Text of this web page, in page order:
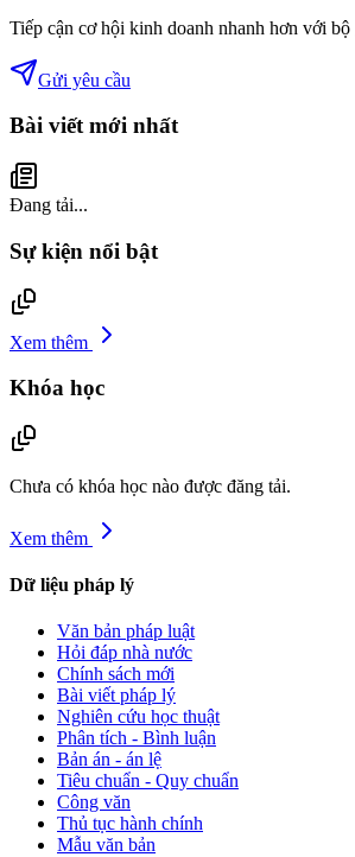
Tiếp cận cơ hội kinh doanh nhanh hơn với
Gửi yêu cầu
Bài viết mới nhất
Đang tải...
Sự kiện nổi bật
Xem thêm
Khóa học
Chưa có khóa học nào được đăng tải.
Xem thêm
Dữ liệu pháp lý
Văn bản pháp luật
Hỏi đáp nhà nước
Chính sách mới
Bài viết pháp lý
Nghiên cứu học thuật
Phân tích - Bình luận
Bản án - án lệ
Tiêu chuẩn - Quy chuẩn
Công văn
Thủ tục hành chính
Mẫu văn bản